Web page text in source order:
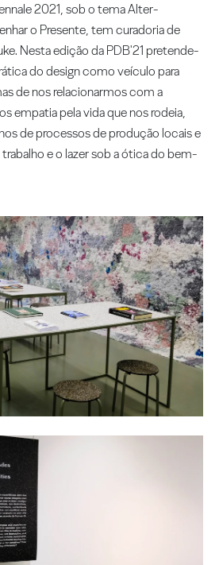
2021, sob o tema Alter-
o Presente, tem curadoria de
Nesta edição da PDB'21 pretende-
do design como veículo para
de nos relacionarmos com a
empatia pela vida que nos rodeia,
de processos de produção locais e
e o lazer sob a ótica do bem-